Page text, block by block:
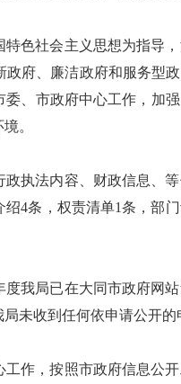
特色社会主义思想为指导
府、廉洁政府和服务型
、市政府中心工作，加
。
执法内容、财政信息、
4条，权责清单1条，部
度我局已在大同市政府网
未收到任何依申请公开的
工作，按照市政府信息公